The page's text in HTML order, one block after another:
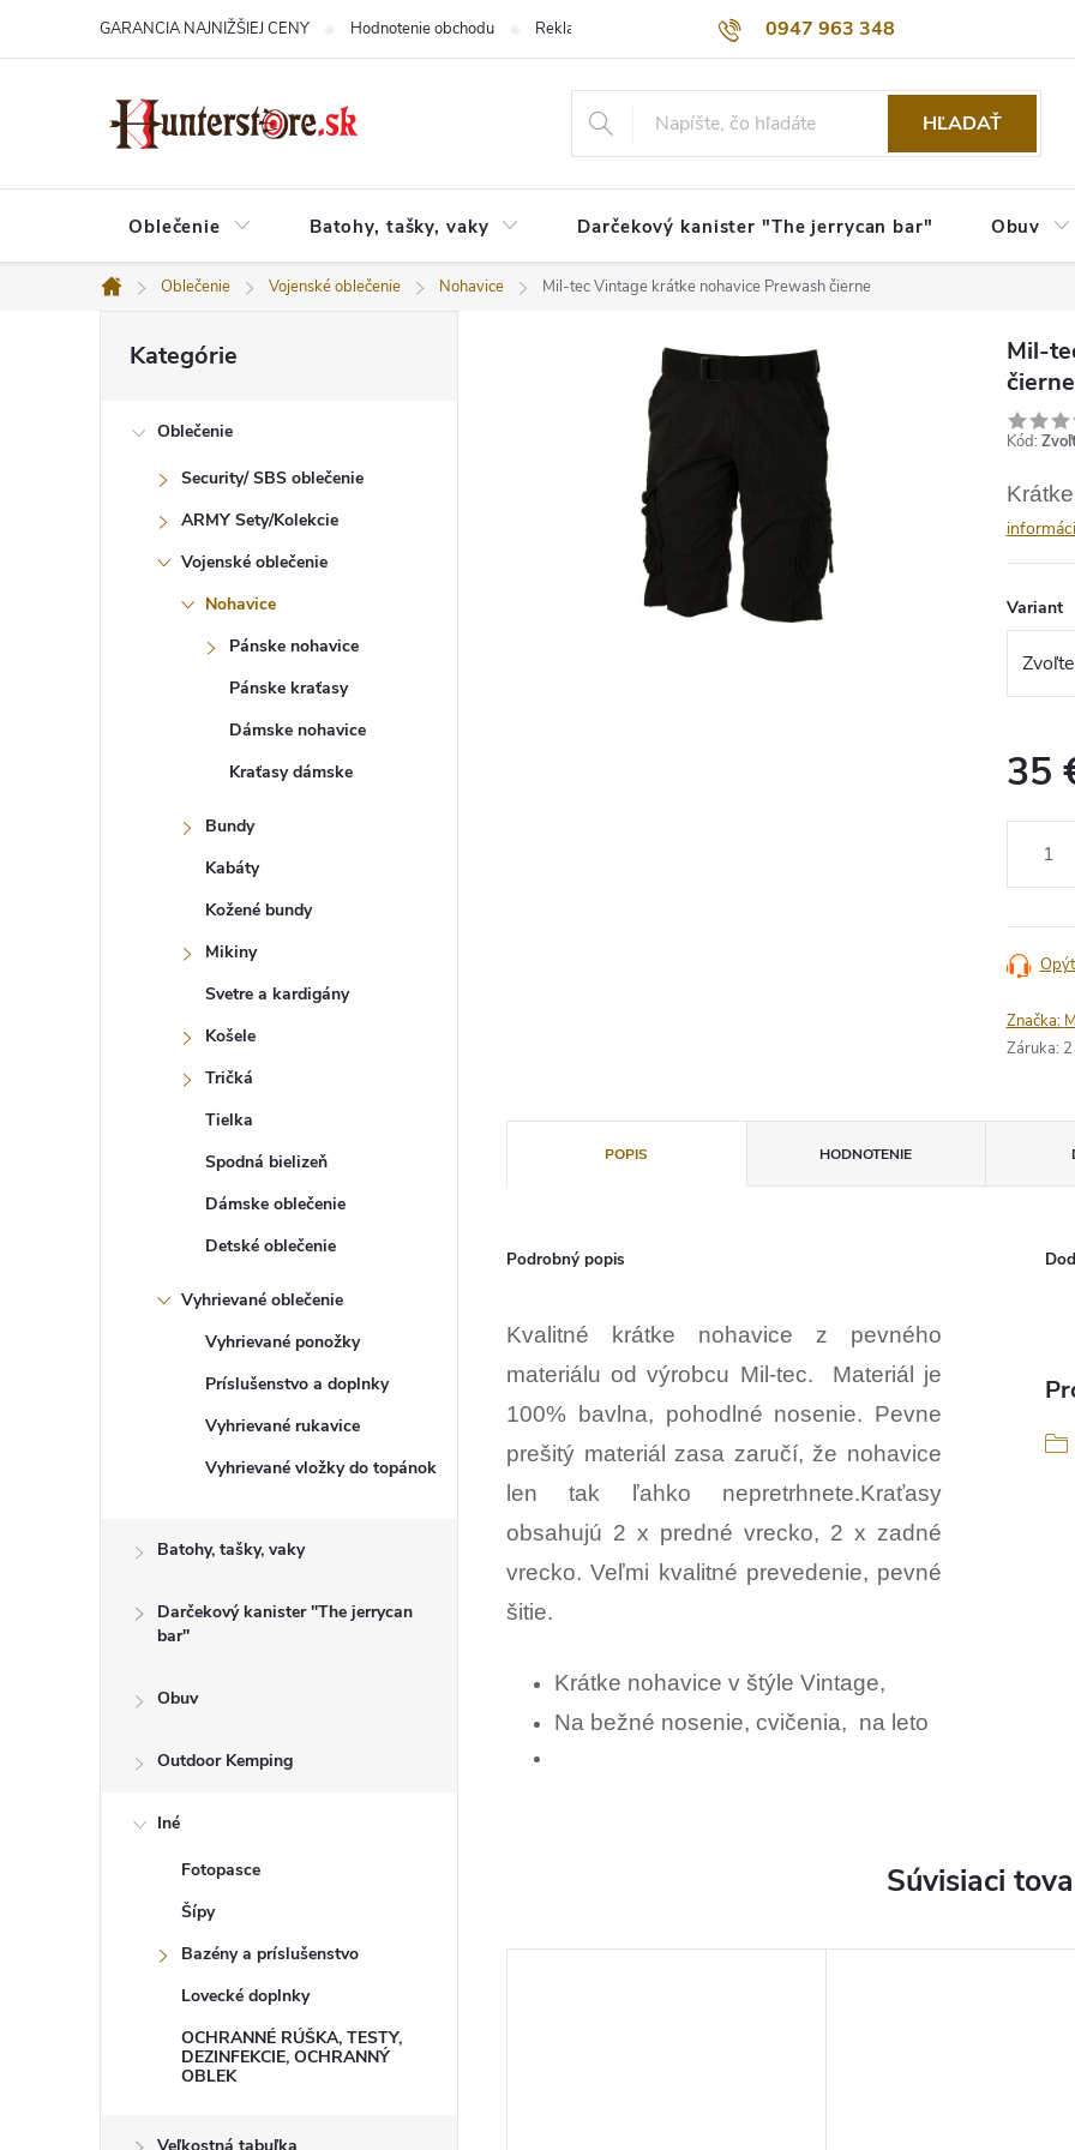
0947 963 348
GARANCIA NAJNIŽŠIEJ CENY Hodnotenie obchodu Reklamačný poriadok Obchodné podmienky
HĽADAŤ
Oblečenie Batohy, tašky, vaky Darčekový kanister "The jerrycan bar" Obuv
Domov
Oblečenie Vojenské oblečenie Nohavice Mil-tec Vintage krátke nohavice Prewash čierne
kategórie
Kategórie
Oblečenie
Security/ SBS oblečenie
ARMY Sety/Kolekcie
Vojenské oblečenie
Nohavice
Pánske nohavice
Pánske kraťasy
Dámske nohavice
Kraťasy dámske
Bundy
Kabáty
Kožené bundy
Mikiny
Svetre a kardigány
Košele
Tričká
Tielka
Spodná bielizeň
Dámske oblečenie
Detské oblečenie
Vyhrievané oblečenie
Vyhrievané ponožky
Príslušenstvo a doplnky
Vyhrievané rukavice
Vyhrievané vložky do topánok
Batohy, tašky, vaky
Darčekový kanister "The jerrycan
bar"
Obuv
Outdoor Kemping
Iné
Fotopasce
Šípy
Bazény a príslušenstvo
Lovecké doplnky
OCHRANNÉ RÚŠKA, TESTY,
DEZINFEKCIE, OCHRANNÝ
OBLEK
Mil-
čierne
Kód:
Variant
35
Značka:
Záruka:
POPIS HODNOTENIE
Podrobný popis
Kvalitné krátke nohavice z pevného
materiálu od výrobcu Mil-tec. Materiál je
100% bavlna, pohodlné nosenie. Pevne
prešitý materiál zasa zaručí, že nohavice
len tak ľahko nepretrhnete.Kraťasy
obsahujú 2 x predné vrecko, 2 x zadné
vrecko. Veľmi kvalitné prevedenie, pevné
šitie.
Krátke nohavice v štýle Vintage,
Na bežné nosenie, cvičenia, na leto
Súvisiaci